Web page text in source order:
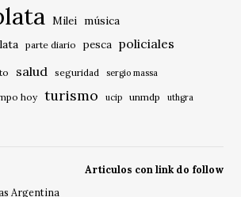
Milei música
parte diario pesca policiales
salud seguridad sergio massa
hoy turismo ucip unmdp
uthgra
Articulos con link do follow
Argentina